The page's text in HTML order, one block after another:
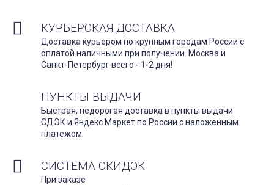
КУРЬЕРСКАЯ ДОСТАВКА
Доставка курьером по крупным городам России с
оплатой наличными при получении. Москва и
Санкт-Петербург всего - 1-2 дня!
ПУНКТЫ ВЫДАЧИ
Быстрая, недорогая доставка в пункты выдачи
СДЭК и Яндекс Маркет по России с наложенным
платежом.
СИСТЕМА СКИДОК
При заказе